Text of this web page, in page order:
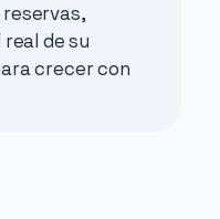
de su
crecer con